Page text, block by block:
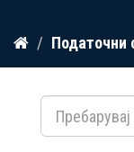
Прескокнете
содржина
Податочни